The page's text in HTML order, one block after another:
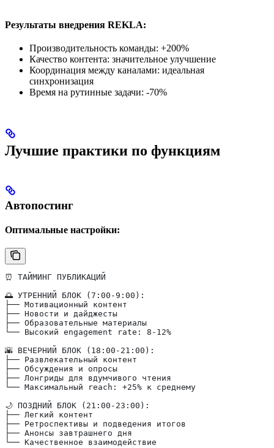
Результаты внедрения REKLA:
Производительность команды: +200%
Качество контента: значительное улучшение
Координация между каналами: идеальная
синхронизация
Время на рутинные задачи: -70%
Лучшие практики по функциям
Автопостинг
Оптимальные настройки:
⏰ ТАЙМИНГ ПУБЛИКАЦИЙ
🌅 УТРЕННИЙ БЛОК (7:00-9:00):
├── Мотивационный контент
├── Новости и дайджесты
├── Образовательные материалы
└── Высокий engagement rate: 8-12%
🌇 ВЕЧЕРНИЙ БЛОК (18:00-21:00):
├── Развлекательный контент
├── Обсуждения и опросы
├── Лонгриды для вдумчивого чтения
└── Максимальный reach: +25% к среднему
🌙 ПОЗДНИЙ БЛОК (21:00-23:00):
├── Легкий контент
├── Ретроспективы и подведения итогов
├── Анонсы завтрашнего дня
└── Качественное взаимодействие